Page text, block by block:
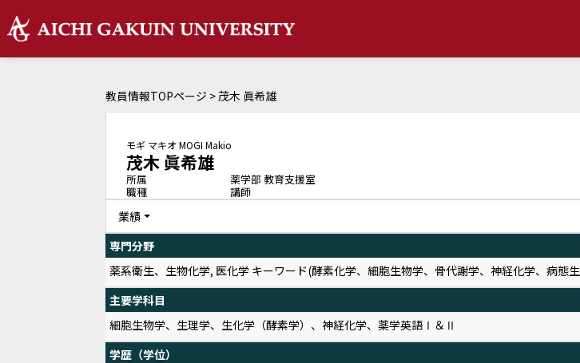
教員情報TOPページ > 茂木 眞希雄
モギ マキオMOGI Makio
茂木 眞希雄
所属
薬学部 教育支援室
職種
講師
業績
専門分野
薬系衛生、生物化学, 医化学 キーワード(酵素化学、細胞生物学、骨代謝学、神経化学、病態
主要学科目
細胞生物学、生理学、生化学（酵素学）、神経化学、薬学英語Ⅰ＆Ⅱ
学歴（学位）